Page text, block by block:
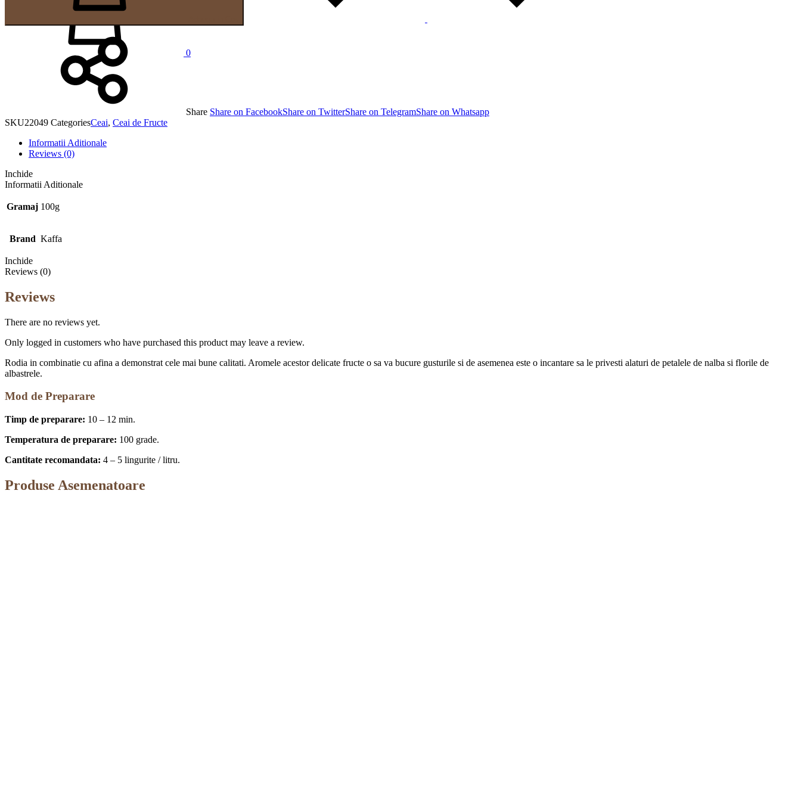
0
Share Share on FacebookShare on TwitterShare on TelegramShare on Whatsapp
SKU22049 CategoriesCeai, Ceai de Fructe
Informatii Aditionale
Reviews (0)
Inchide
Informatii Aditionale
Gramaj 100g
Brand Kaffa
Inchide
Reviews (0)
Reviews
There are no reviews yet.
Only logged in customers who have purchased this product may leave a review.
Rodia in combinatie cu afina a demonstrat cele mai bune calitati. Aromele acestor delicate fructe o sa va bucure gusturile si de asemenea este o incantare sa le privesti alaturi de petalele de nalba si florile de
albastrele.
Mod de Preparare
Timp de preparare: 10 – 12 min.
Temperatura de preparare: 100 grade.
Cantitate recomandata: 4 – 5 lingurite / litru.
Produse Asemenatoare